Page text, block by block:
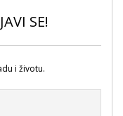
SE!
i životu.